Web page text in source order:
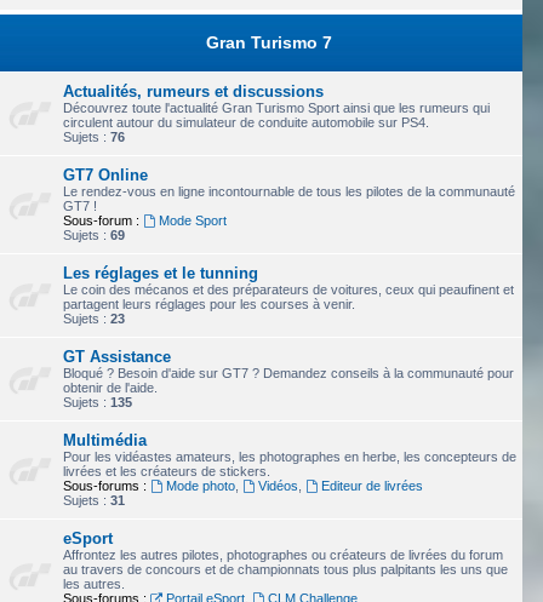
Gran Turismo 7
Actualités, rumeurs et discussions
Découvrez toute l'actualité Gran Turismo Sport ainsi que les rumeurs qui
circulent autour du simulateur de conduite automobile sur PS4.
Sujets : 76
GT7 Online
Le rendez-vous en ligne incontournable de tous les pilotes de la communauté
GT7 !
Sous-forum :
Mode Sport
Sujets : 69
Les réglages et le tunning
Le coin des mécanos et des préparateurs de voitures, ceux qui peaufinent et
partagent leurs réglages pour les courses à venir.
Sujets : 23
GT Assistance
Bloqué ? Besoin d'aide sur GT7 ? Demandez conseils à la communauté pour
obtenir de l'aide.
Sujets : 135
Multimédia
Pour les vidéastes amateurs, les photographes en herbe, les concepteurs de
livrées et les créateurs de stickers.
Sous-forums :
Mode photo, Vidéos
Editeur de livrées
Sujets : 31
eSport
Affrontez les autres pilotes, photographes ou créateurs de livrées du forum
au travers de concours et de championnats tous plus palpitants les uns que
les autres.
Sous-forums :
Portail eSport,
CLM Challenge